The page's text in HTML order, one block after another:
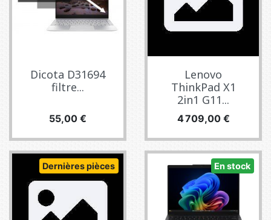
Dicota D31694
filtre...
Prix
55,00 €
Lenovo
ThinkPad X1
2in1 G11...
Prix
4 709,00 €
Dernières pièces En stock